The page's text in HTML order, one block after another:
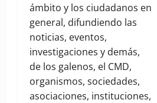
ámbito y los ciudadanos en
general, difundiendo las
noticias, eventos,
investigaciones y demás,
de los galenos, el CMD,
organismos, sociedades,
asociaciones, instituciones,